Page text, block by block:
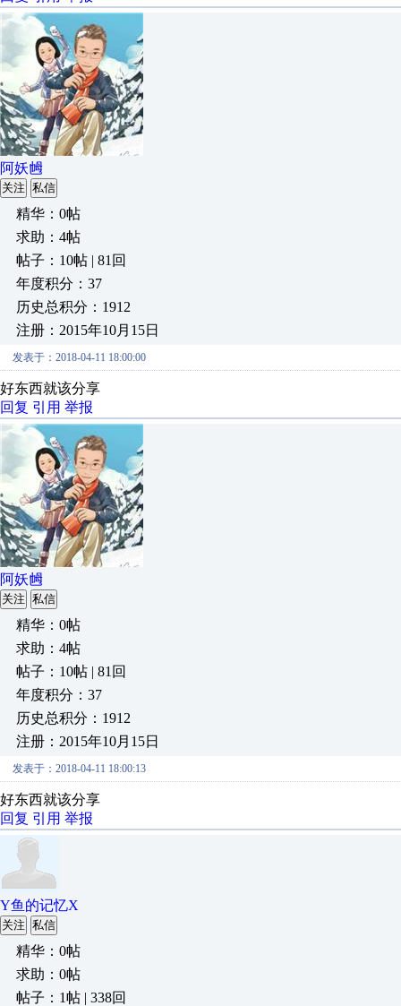
阿妖乸
关注 私信
精华：0帖
求助：4帖
帖子：10帖 | 81回
年度积分：37
历史总积分：1912
注册：2015年10月15日
发表于：2018-04-11 18:00:00
好东西就该分享
回复 引用 举报
阿妖乸
关注 私信
精华：0帖
求助：4帖
帖子：10帖 | 81回
年度积分：37
历史总积分：1912
注册：2015年10月15日
发表于：2018-04-11 18:00:13
好东西就该分享
回复 引用 举报
Y鱼的记忆X
关注 私信
精华：0帖
求助：0帖
帖子：1帖 | 338回